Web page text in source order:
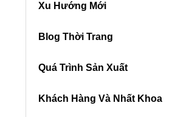
Xu Hướng Mới
Blog Thời Trang
Quá Trình Sản Xuất
Khách Hàng Và Nhất Khoa